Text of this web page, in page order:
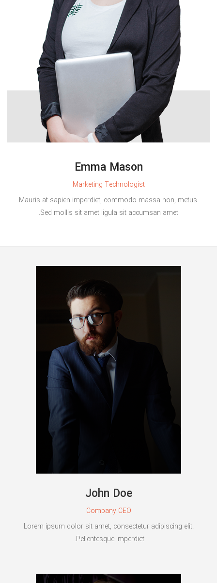
Emma Mason
Marketing Technologist
Mauris at sapien imperdiet, commodo massa non, metus.
Sed mollis sit amet ligula sit accumsan amet.
John Doe
Company CEO
Lorem ipsum dolor sit amet, consectetur adipiscing elit.
Pellentesque imperdiet..